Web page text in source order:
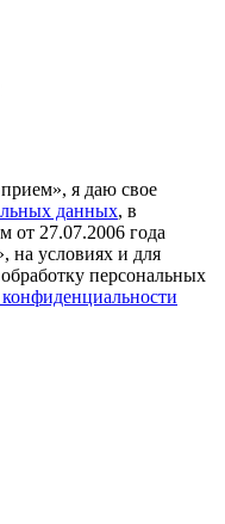
я даю свое
данных, в
от 27.07.2006 года
условиях и для
персональных